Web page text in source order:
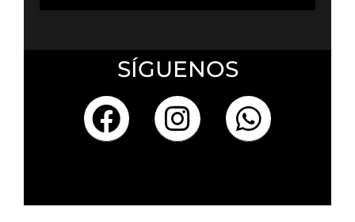
SÍGUENOS